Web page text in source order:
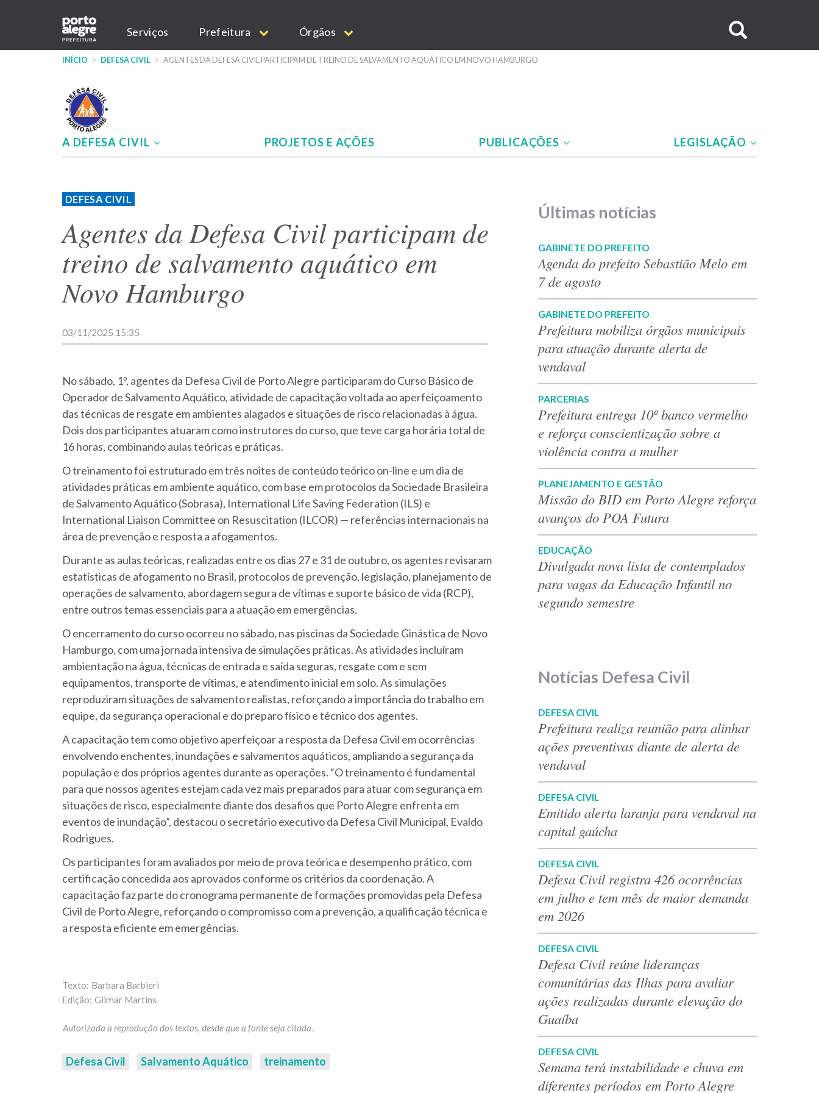
conteúdo
Main
navigation
Serviços Prefeitura Órgãos
no
INÍCIO DEFESA CIVIL AGENTES DA DEFESA CIVIL PARTICIPAM DE TREINO DE SALVAMENTO AQUÁTICO EM NOVO HAMBURGO
-
site
Defesa
Civil
A DEFESA CIVIL PROJETOS E AÇÕES PUBLICAÇÕES LEGISLAÇÃO
DEFESA CIVIL
Agentes da Defesa Civil participam de
treino de salvamento aquático em
Novo Hamburgo
03/11/2025 15:35
No sábado, 1º, agentes da Defesa Civil de Porto Alegre participaram do Curso Básico de
Operador de Salvamento Aquático, atividade de capacitação voltada ao aperfeiçoamento
das técnicas de resgate em ambientes alagados e situações de risco relacionadas à água.
Dois dos participantes atuaram como instrutores do curso, que teve carga horária total de
16 horas, combinando aulas teóricas e práticas.
O treinamento foi estruturado em três noites de conteúdo teórico on-line e um dia de
atividades práticas em ambiente aquático, com base em protocolos da Sociedade Brasileira
de Salvamento Aquático (Sobrasa), International Life Saving Federation (ILS) e
International Liaison Committee on Resuscitation (ILCOR) — referências internacionais na
área de prevenção e resposta a afogamentos.
Durante as aulas teóricas, realizadas entre os dias 27 e 31 de outubro, os agentes revisaram
estatísticas de afogamento no Brasil, protocolos de prevenção, legislação, planejamento de
operações de salvamento, abordagem segura de vítimas e suporte básico de vida (RCP),
entre outros temas essenciais para a atuação em emergências.
O encerramento do curso ocorreu no sábado, nas piscinas da Sociedade Ginástica de Novo
Hamburgo, com uma jornada intensiva de simulações práticas. As atividades incluíram
ambientação na água, técnicas de entrada e saída seguras, resgate com e sem
equipamentos, transporte de vítimas, e atendimento inicial em solo. As simulações
reproduziram situações de salvamento realistas, reforçando a importância do trabalho em
equipe, da segurança operacional e do preparo físico e técnico dos agentes.
A capacitação tem como objetivo aperfeiçoar a resposta da Defesa Civil em ocorrências
envolvendo enchentes, inundações e salvamentos aquáticos, ampliando a segurança da
população e dos próprios agentes durante as operações. “O treinamento é fundamental
para que nossos agentes estejam cada vez mais preparados para atuar com segurança em
situações de risco, especialmente diante dos desafios que Porto Alegre enfrenta em
eventos de inundação”, destacou o secretário executivo da Defesa Civil Municipal, Evaldo
Rodrigues.
Os participantes foram avaliados por meio de prova teórica e desempenho prático, com
certificação concedida aos aprovados conforme os critérios da coordenação. A
capacitação faz parte do cronograma permanente de formações promovidas pela Defesa
Civil de Porto Alegre, reforçando o compromisso com a prevenção, a qualificação técnica e
a resposta eficiente em emergências.
Barbara Barbieri
Gilmar Martins
Defesa Civil Salvamento Aquático treinamento
Últimas notícias
GABINETE DO PREFEITO
Agenda do prefeito Sebastião Melo em
7 de agosto
GABINETE DO PREFEITO
Prefeitura mobiliza órgãos municipais
para atuação durante alerta de
vendaval
PARCERIAS
Prefeitura entrega 10º banco vermelho
e reforça conscientização sobre a
violência contra a mulher
PLANEJAMENTO E GESTÃO
Missão do BID em Porto Alegre reforça
avanços do POA Futura
EDUCAÇÃO
Divulgada nova lista de contemplados
para vagas da Educação Infantil no
segundo semestre
Notícias Defesa Civil
DEFESA CIVIL
Prefeitura realiza reunião para alinhar
ações preventivas diante de alerta de
vendaval
DEFESA CIVIL
Emitido alerta laranja para vendaval na
capital gaúcha
DEFESA CIVIL
Defesa Civil registra 426 ocorrências
em julho e tem mês de maior demanda
em 2026
DEFESA CIVIL
Defesa Civil reúne lideranças
comunitárias das Ilhas para avaliar
ações realizadas durante elevação do
Guaíba
DEFESA CIVIL
Semana terá instabilidade e chuva em
diferentes períodos em Porto Alegre